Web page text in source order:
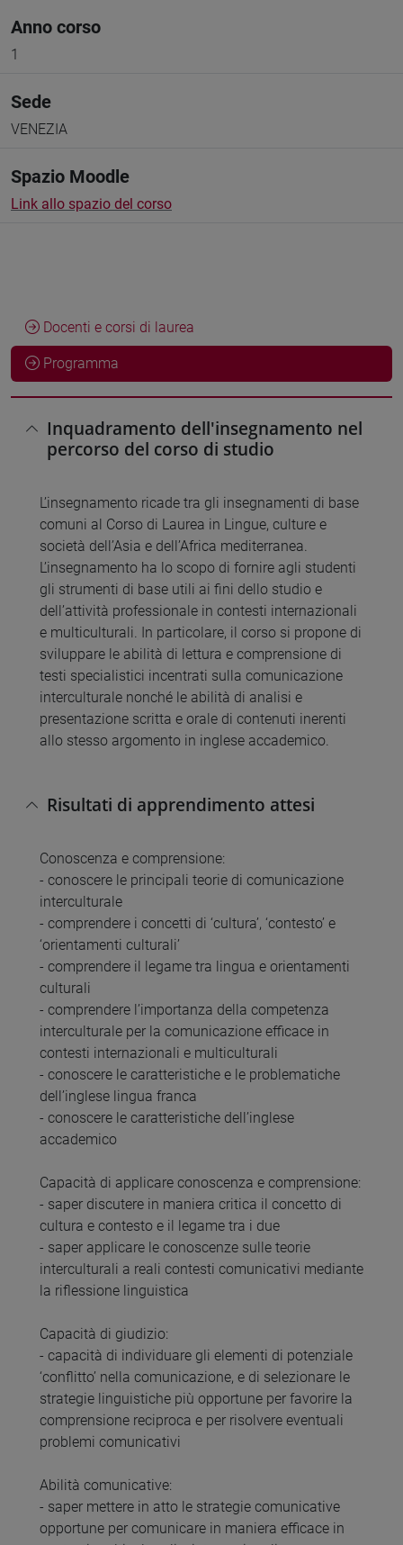
Anno corso
1
Sede
VENEZIA
Spazio Moodle
Link allo spazio del corso
Docenti e corsi di laurea
Programma
Inquadramento dell'insegnamento nel
percorso del corso di studio
L’insegnamento ricade tra gli insegnamenti di base
comuni al Corso di Laurea in Lingue, culture e
società dell’Asia e dell’Africa mediterranea.
L’insegnamento ha lo scopo di fornire agli studenti
gli strumenti di base utili ai fini dello studio e
dell’attività professionale in contesti internazionali
e multiculturali. In particolare, il corso si propone di
sviluppare le abilità di lettura e comprensione di
testi specialistici incentrati sulla comunicazione
interculturale nonché le abilità di analisi e
presentazione scritta e orale di contenuti inerenti
allo stesso argomento in inglese accademico.
Risultati di apprendimento attesi
Conoscenza e comprensione:
- conoscere le principali teorie di comunicazione
interculturale
- comprendere i concetti di ‘cultura’, ‘contesto’ e
‘orientamenti culturali’
- comprendere il legame tra lingua e orientamenti
culturali
- comprendere l’importanza della competenza
interculturale per la comunicazione efficace in
contesti internazionali e multiculturali
- conoscere le caratteristiche e le problematiche
dell’inglese lingua franca
- conoscere le caratteristiche dell’inglese
accademico
Capacità di applicare conoscenza e comprensione:
- saper discutere in maniera critica il concetto di
cultura e contesto e il legame tra i due
- saper applicare le conoscenze sulle teorie
interculturali a reali contesti comunicativi mediante
la riflessione linguistica
Capacità di giudizio:
- capacità di individuare gli elementi di potenziale
‘conflitto’ nella comunicazione, e di selezionare le
strategie linguistiche più opportune per favorire la
comprensione reciproca e per risolvere eventuali
problemi comunicativi
Abilità comunicative:
- saper mettere in atto le strategie comunicative
opportune per comunicare in maniera efficace in